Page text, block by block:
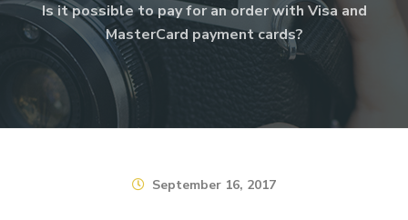
Is it possible to pay for an order with Visa and
MasterCard payment cards?
September 16, 2017